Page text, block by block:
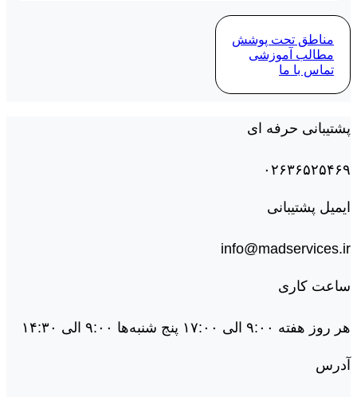
مناطق تحت پوشش
مطالب آموزشی
تماس با ما
پشتیبانی حرفه ای
۰۲۶۳۶۵۲۵۴۶۹
ایمیل پشتیبانی
info@madservices.ir
ساعت کاری
هر روز هفته ۹:۰۰ الی ۱۷:۰۰ پنج شنبه‌ها ۹:۰۰ الی ۱۴:۳۰
آدرس